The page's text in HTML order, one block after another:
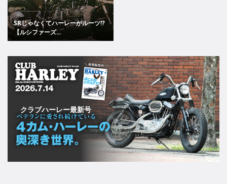
SRじゃなくてハーレーがルーツ!?
【ルシファーズ...
クラブハーレー最新号